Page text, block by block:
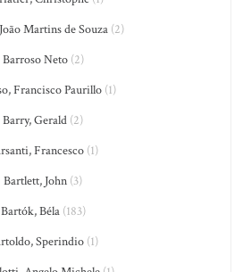
Martins de Souza (2)
Barroso Neto(2)
Francisco Paurillo (1)
Barry, Gerald (2)
Francesco(1)
Bartlett, John (3)
Bartók, Béla(183)
Sperindio(1)